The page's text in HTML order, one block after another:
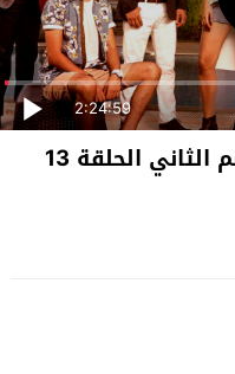
2:24:59
الحلقة 13